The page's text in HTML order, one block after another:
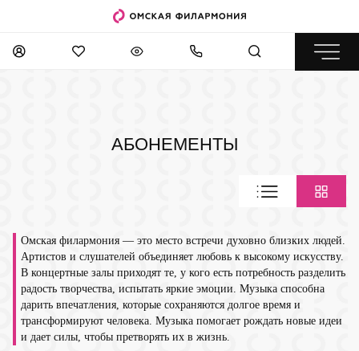
АБОНЕМЕНТЫ
Омская филармония — это место встречи духовно близких людей.
Артистов и слушателей объединяет любовь к высокому искусству.
В концертные залы приходят те, у кого есть потребность разделить
радость творчества, испытать яркие эмоции. Музыка способна
дарить впечатления, которые сохраняются долгое время и
трансформируют человека. Музыка помогает рождать новые идеи
и дает силы, чтобы претворять их в жизнь.